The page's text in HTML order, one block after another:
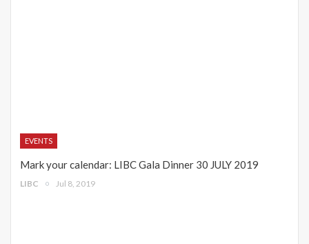
EVENTS
Mark your calendar: LIBC Gala Dinner 30 JULY 2019
LIBC Jul 8, 2019